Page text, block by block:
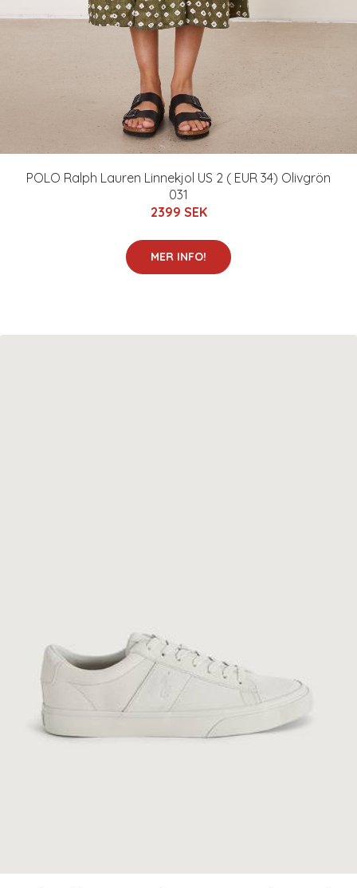
POLO Ralph Lauren Linnekjol US 2 ( EUR 34) Olivgrön
031
2399 SEK
MER INFO!